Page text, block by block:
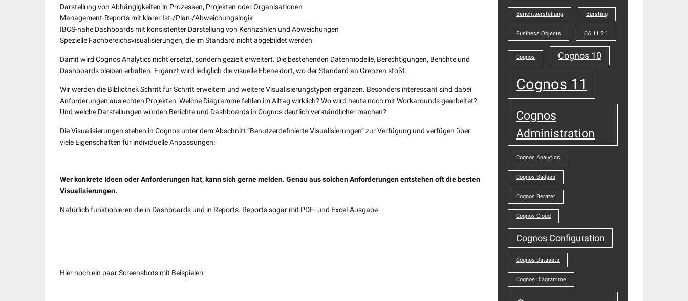
Darstellung von Abhängigkeiten in Prozessen, Projekten oder Organisationen
Management-Reports mit klarer Ist-/Plan-/Abweichungslogik
IBCS-nahe Dashboards mit konsistenter Darstellung von Kennzahlen und Abweichungen
Spezielle Fachbereichsvisualisierungen, die im Standard nicht abgebildet werden
Damit wird Cognos Analytics nicht ersetzt, sondern gezielt erweitert. Die bestehenden Datenmodelle, Berechtigungen, Berichte und
Dashboards bleiben erhalten. Ergänzt wird lediglich die visuelle Ebene dort, wo der Standard an Grenzen stößt.
Wir werden die Bibliothek Schritt für Schritt erweitern und weitere Visualisierungstypen ergänzen. Besonders interessant sind dabei
Anforderungen aus echten Projekten: Welche Diagramme fehlen im Alltag wirklich? Wo wird heute noch mit Workarounds gearbeitet?
Und welche Darstellungen würden Berichte und Dashboards in Cognos deutlich verständlicher machen?
Die Visualisierungen stehen in Cognos unter dem Abschnitt “Benutzerdefinierte Visualisierungen” zur Verfügung und verfügen über
viele Eigenschaften für individuelle Anpassungen:
Wer konkrete Ideen oder Anforderungen hat, kann sich gerne melden. Genau aus solchen Anforderungen entstehen oft die besten
Visualisierungen.
Natürlich funktionieren die in Dashboards und in Reports. Reports sogar mit PDF- und Excel-Ausgabe
Hier noch ein paar Screenshots mit Beispielen:
Berichtserstellung Bursting
Business Objects CA 11.2.1
Cognos Cognos 10
Cognos 11
Cognos
Administration
Cognos Analytics
Cognos Badges
Cognos Berater
Cognos Cloud
Cognos Configuration
Cognos Datasets
Cognos Diagramme